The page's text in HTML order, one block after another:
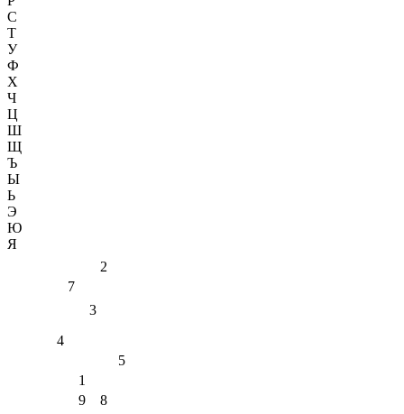
С
Т
У
Ф
Х
Ч
Ц
Ш
Щ
Ъ
Ы
Ь
Э
Ю
Я
2
7
3
4
5
1
9
8